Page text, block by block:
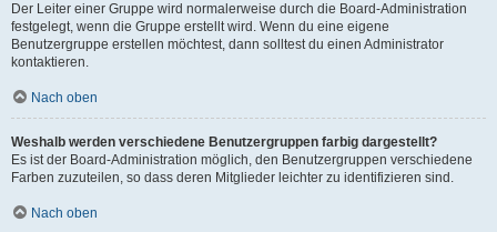
Der Leiter einer Gruppe wird normalerweise durch die Board-Administration
festgelegt, wenn die Gruppe erstellt wird. Wenn du eine eigene
Benutzergruppe erstellen möchtest, dann solltest du einen Administrator
kontaktieren.
Nach oben
Weshalb werden verschiedene Benutzergruppen farbig dargestellt?
Es ist der Board-Administration möglich, den Benutzergruppen verschiedene
Farben zuzuteilen, so dass deren Mitglieder leichter zu identifizieren sind.
Nach oben